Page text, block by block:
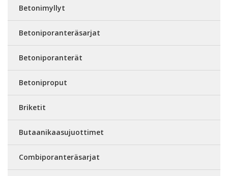
Betonimyllyt
Betoniporanteräsarjat
Betoniporanterät
Betoniproput
Briketit
Butaanikaasujuottimet
Combiporanteräsarjat